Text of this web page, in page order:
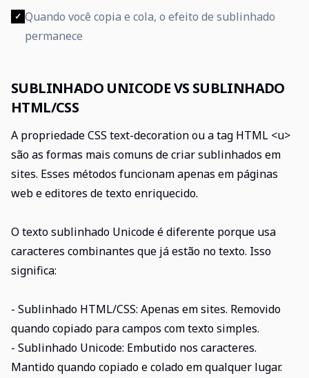
✓ Quando você copia e cola, o efeito de sublinhado
permanece
SUBLINHADO UNICODE VS SUBLINHADO
HTML/CSS
A propriedade CSS text-decoration ou a tag HTML <u>
são as formas mais comuns de criar sublinhados em
sites. Esses métodos funcionam apenas em páginas
web e editores de texto enriquecido.
O texto sublinhado Unicode é diferente porque usa
caracteres combinantes que já estão no texto. Isso
significa:
- Sublinhado HTML/CSS: Apenas em sites. Removido
quando copiado para campos com texto simples.
- Sublinhado Unicode: Embutido nos caracteres.
Mantido quando copiado e colado em qualquer lugar.